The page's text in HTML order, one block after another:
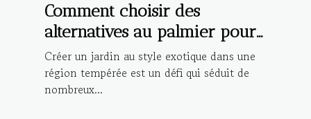
Comment choisir des
alternatives au palmier pour
un jardin tempéré ?
Créer un jardin au style exotique dans une
région tempérée est un défi qui séduit de
nombreux...